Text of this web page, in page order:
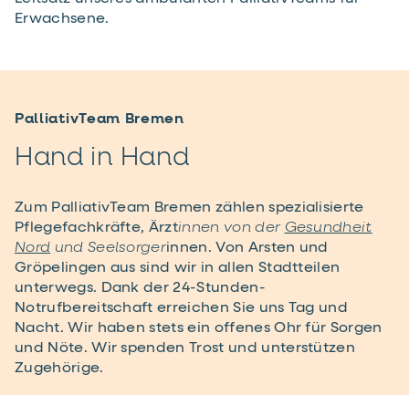
Erwachsene.
PalliativTeam Bremen
Hand in Hand
Zum PalliativTeam Bremen zählen spezialisierte
Pflegefachkräfte, Ärztinnen von der Gesundheit
Nord und Seelsorgerinnen. Von Arsten und
Gröpelingen aus sind wir in allen Stadtteilen
unterwegs. Dank der 24-Stunden-
Notrufbereitschaft erreichen Sie uns Tag und
Nacht. Wir haben stets ein offenes Ohr für Sorgen
und Nöte. Wir spenden Trost und unterstützen
Zugehörige.